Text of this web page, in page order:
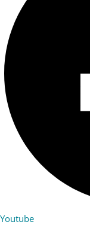
Youtube